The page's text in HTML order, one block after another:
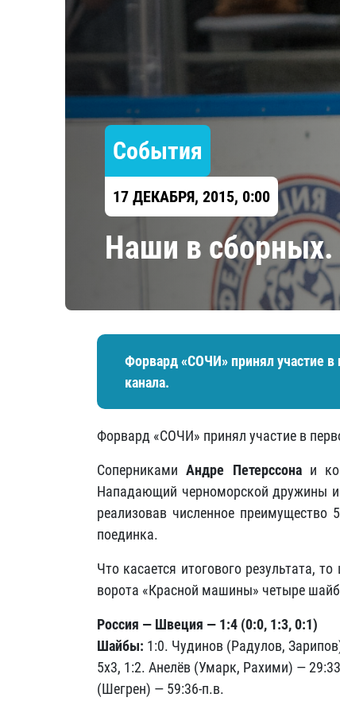
Локомотив
Северсталь
ЦСКА
События
17 ДЕКАБРЯ, 2015, 0:00
Наши в сборных.
Форвард «СОЧИ» принял участие
канала.
Форвард «СОЧИ» принял участие в
СоперникамиАндре Петерссонаи
Нападающий черноморской дружины и
реализовав численное
поединка.
Что касается итогового результата,
ворота «Красной машины» четыре
Россия — Швеция — 1:4 (0:0, 1:3, 0:1)
Шайбы: 1:0. Чудинов (Радулов,
5х3, 1:2. Анелёв (Умарк, Рахими) —
(Шегрен) — 59:36-п.в.